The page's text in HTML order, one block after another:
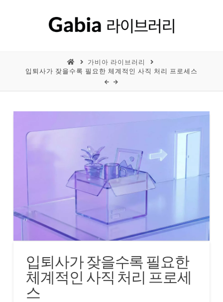
가비아 라이브러리
입퇴사가 잦을수록 필요한 체계적인 사직 처리 프로세스
입퇴사가 잦을수록 필요한
체계적인 사직 처리 프로세
스